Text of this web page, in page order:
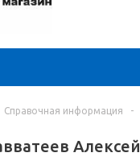
Справочная информация -
Алексей